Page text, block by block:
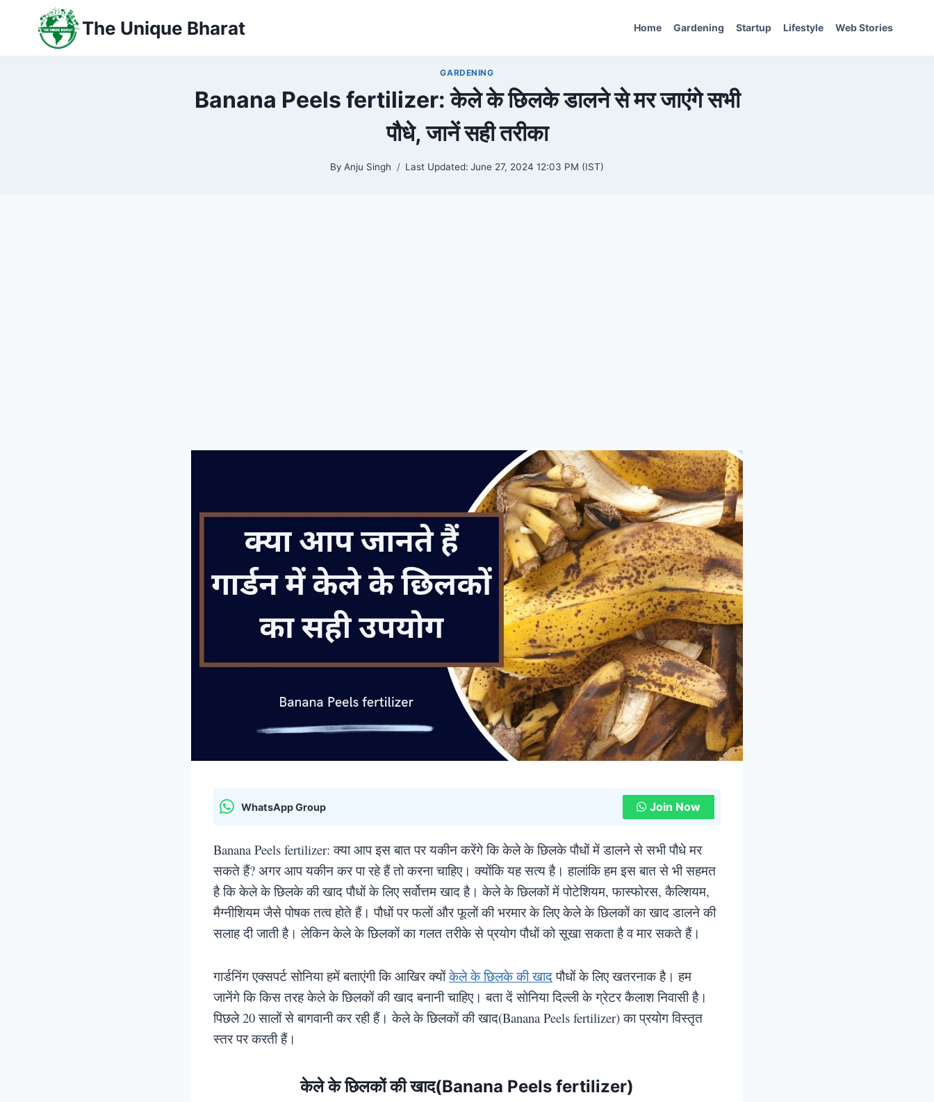
The Unique Bharat Home Gardening Startup Lifestyle Web Stories
GARDENING
Banana Peels fertilizer: केले के छिलके डालने से मर जाएंगे सभी
पौधे, जानें सही तरीका
By Anju Singh Last Updated: June 27, 2024 12:03 PM (IST)
WhatsApp Group Join Now
Banana Peels fertilizer: क्या आप इस बात पर यकीन करेंगे कि केले के छिलके पौधों में डालने से सभी पौधे मर
सकते हैं? अगर आप यकीन कर पा रहे हैं तो करना चाहिए। क्योंकि यह सत्य है। हालांकि हम इस बात से भी सहमत
है कि केले के छिलके की खाद पौधों के लिए सर्वोत्तम खाद है। केले के छिलकों में पोटेशियम, फास्फोरस, कैल्शियम,
मैग्नीशियम जैसे पोषक तत्व होते हैं। पौधों पर फलों और फूलों की भरमार के लिए केले के छिलकों का खाद डालने की
सलाह दी जाती है। लेकिन केले के छिलकों का गलत तरीके से प्रयोग पौधों को सूखा सकता है व मार सकते हैं।
गार्डनिंग एक्सपर्ट सोनिया हमें बताएंगी कि आखिर क्योंकेले के छिलके की खादपौधों के लिए खतरनाक है। हम
जानेंगे कि किस तरह केले के छिलकों की खाद बनानी चाहिए। बता दें सोनिया दिल्ली के ग्रेटर कैलाश निवासी है।
पिछले 20 सालों से बागवानी कर रही हैं। केले के छिलकों की खाद(Banana Peels fertilizer) का प्रयोग विस्तृत
स्तर पर करती हैं।
केले के छिलकों की खाद(Banana Peels fertilizer)